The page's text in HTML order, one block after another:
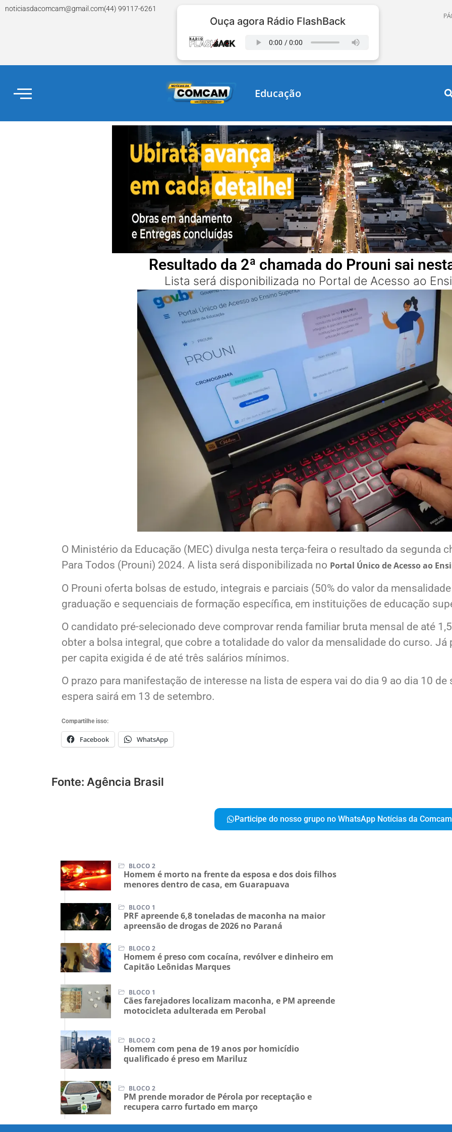
noticiasdacomcam@gmail.com(44) 99117-6261
Ouça agora Rádio FlashBack
Educação
Resultado da 2ª chamada do Prouni sai
Lista será disponibilizada no Portal de Acesso ao
O Ministério da Educação (MEC) divulga nesta terça-feira o resultado da segunda
Para Todos (Prouni) 2024. A lista será disponibilizada no Portal Único de Acesso ao
O Prouni oferta bolsas de estudo, integrais e parciais (50% do valor da
graduação e sequenciais de formação específica, em instituições de educação
O candidato pré-selecionado deve comprovar renda familiar bruta mensal de até
obter a bolsa integral, que cobre a totalidade do valor da mensalidade do curso. Já
per capita exigida é de até três salários mínimos.
O prazo para manifestação de interesse na lista de espera vai do dia 9 ao dia 10
espera sairá em 13 de setembro.
Compartilhe isso:
Facebook WhatsApp
Fonte: Agência Brasil
Participe do nosso grupo no WhatsApp Notícias da Comcam
BLOCO 2
Homem é morto na frente da esposa e dos dois filhos
menores dentro de casa, em Guarapuava
BLOCO 1
PRF apreende 6,8 toneladas de maconha na maior
apreensão de drogas de 2026 no Paraná
BLOCO 2
Homem é preso com cocaína, revólver e dinheiro em
Capitão Leônidas Marques
BLOCO 1
Cães farejadores localizam maconha, e PM apreende
motocicleta adulterada em Perobal
BLOCO 2
Homem com pena de 19 anos por homicídio
qualificado é preso em Mariluz
BLOCO 2
PM prende morador de Pérola por receptação e
recupera carro furtado em março